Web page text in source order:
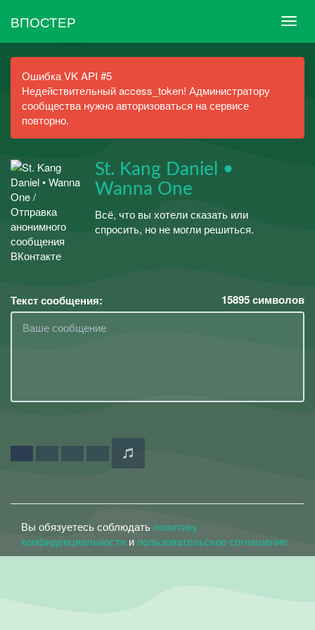
ВПОСТЕР
Ошибка VK API #5
Недействительный access_token! Администратору
сообщества нужно авторизоваться на сервисе
повторно.
St. Kang Daniel •
Wanna One
Всё, что вы хотели сказать или
спросить, но не могли решиться.
Текст сообщения: 15895символов
Вы обязуетесь соблюдать политику
конфиденциальности и пользовательское соглашение